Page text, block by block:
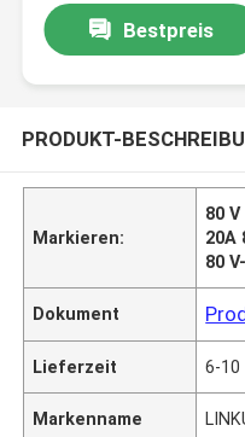
Bestpreis
PRODUKT-
Markieren:
80
20A
80
Dokument
Lieferzeit 6-10
Markenname